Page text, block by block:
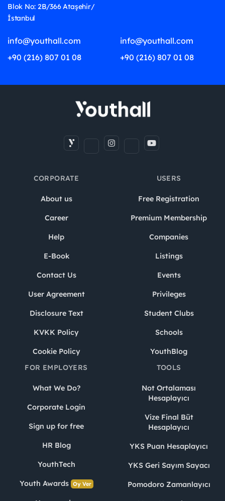
Blok No: 2B/366 Ataşehir/
İstanbul
info@youthall.com
info@youthall.com
+90 (216) 807 01 08
+90 (216) 807 01 08
CORPORATE
About us
Career
Help
E-Book
Contact Us
User Agreement
Disclosure Text
KVKK Policy
Cookie Policy
USERS
Free Registration
Premium Membership
Companies
Listings
Events
Privileges
Student Clubs
Schools
YouthBlog
FOR EMPLOYERS
What We Do?
Corporate Login
Sign up for free
HR Blog
YouthTech
Youth Awards Oy Ver
TOOLS
Not Ortalaması
Hesaplayıcı
Vize Final Büt
Hesaplayıcı
YKS Puan Hesaplayıcı
YKS Geri Sayım Sayacı
Pomodoro Zamanlayıcı